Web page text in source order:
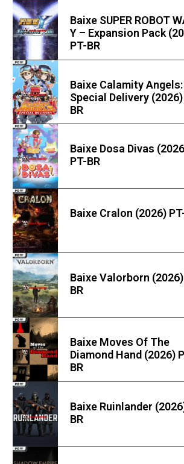
Baixe SUPER ROBOT
Y – Expansion Pack
PT-BR
Baixe Calamity Angels:
Special Delivery (2026)
BR
Baixe Dosa Divas
PT-BR
Baixe Cralon (2026)
Baixe Valorborn
BR
Baixe Moves Of The
Diamond Hand (2026)
BR
Baixe Ruinlander
BR